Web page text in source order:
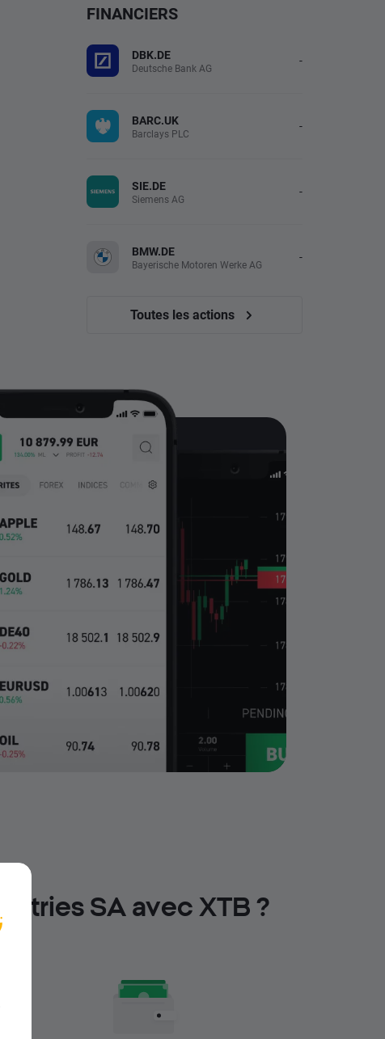
FINANCIERS
DBK.DE
Deutsche Bank AG -
BARC.UK
Barclays PLC -
SIE.DE
Siemens AG -
BMW.DE
Bayerische Motoren Werke AG -
Toutes les actions
SA avec XTB ?